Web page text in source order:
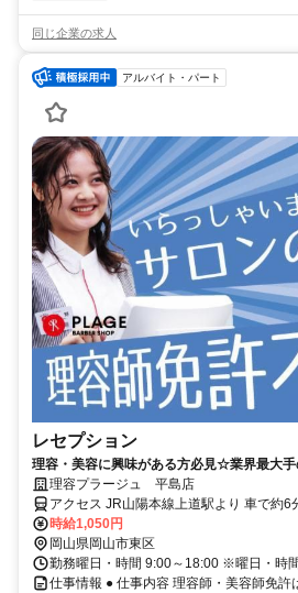
同じ企業の求人
アルバイト・パート
レセプション
理容・美容に興味がある方必見☆業界最大
の笑顔をお待ちしています！
理容プラージュ 平島店
アクセス JR山陽本線上道駅より 車で約6
時給1,050円
岡山県岡山市東区
勤務曜日・時間 9:00～18:00 ※曜日・時
仕事情報 ● 仕事内容 理容師・美容師免許